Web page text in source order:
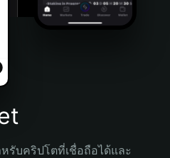
รับคริปโตที่เชื่อถือได้และ